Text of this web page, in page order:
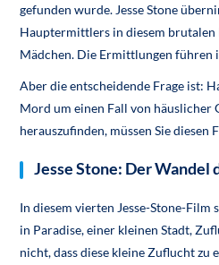
gefunden wurde. Jesse Stone
Hauptermittlers in diesem brutalen
Mädchen. Die Ermittlungen führen
Aber die entscheidende Frage ist:
Mord um einen Fall von häuslicher
herauszufinden, müssen Sie diesen
Jesse Stone: Der Wandel
In diesem vierten Jesse-Stone-Film
in Paradise, einer kleinen Stadt,
nicht, dass diese kleine Zuflucht zu